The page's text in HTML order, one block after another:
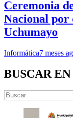
Ceremonia
Nacional por
Uchumayo
Informática7 meses
BUSCAR
Buscar: